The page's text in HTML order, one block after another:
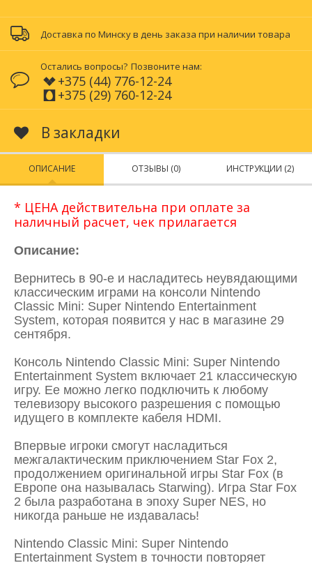
Доставка по Минску в день заказа при наличии товара
Остались вопросы? Позвоните нам:
+375 (44) 776-12-24
+375 (29) 760-12-24
В закладки
ОПИСАНИЕ ОТЗЫВЫ (0) ИНСТРУКЦИИ (2)
* ЦЕНА действительна при оплате за
наличный расчет, чек прилагается
Описание:
Вернитесь в 90-е и насладитесь неувядающими
классическим играми на консоли Nintendo
Classic Mini: Super Nintendo Entertainment
System, которая появится у нас в магазине 29
сентября.
Консоль Nintendo Classic Mini: Super Nintendo
Entertainment System включает 21 классическую
игру. Ее можно легко подключить к любому
телевизору высокого разрешения с помощью
идущего в комплекте кабеля HDMI.
Впервые игроки смогут насладиться
межгалактическим приключением Star Fox 2,
продолжением оригинальной игры Star Fox (в
Европе она называлась Starwing). Игра Star Fox
2 была разработана в эпоху Super NES, но
никогда раньше не издавалась!
Nintendo Classic Mini: Super Nintendo
Entertainment System в точности повторяет